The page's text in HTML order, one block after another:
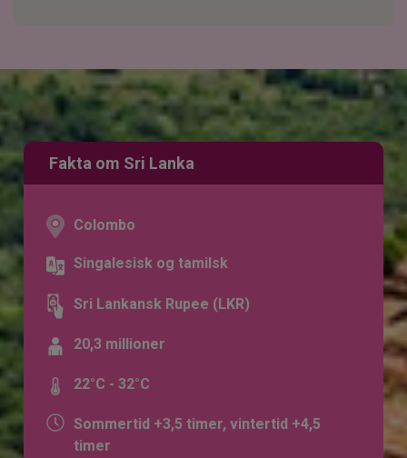
Fakta om Sri Lanka
Colombo
Singalesisk og tamilsk
Sri Lankansk Rupee (LKR)
20,3 millioner
22°C - 32°C
Sommertid +3,5 timer, vintertid +4,5
timer